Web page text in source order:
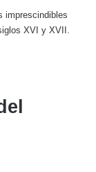
imprescindibles
XVI y XVII.